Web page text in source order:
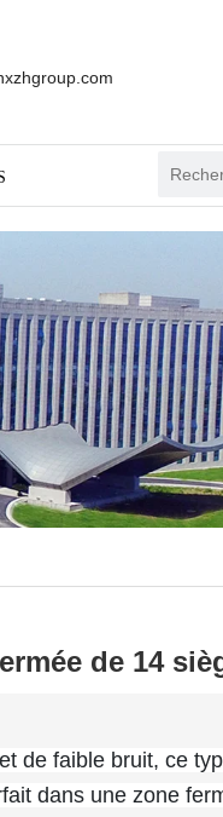
de 14
de faible bruit, ce
dans une zone